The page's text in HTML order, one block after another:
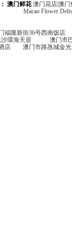
澳门鲜花澳门花店|澳
Macao Flower
福隆新街36号西南
環海天居 澳门市
店 澳门市路氹城金光